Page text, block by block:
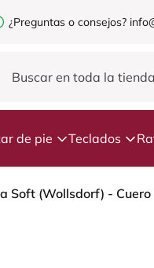
¿Preguntas o consejos?
de pie Teclados
Soft (Wollsdorf) -